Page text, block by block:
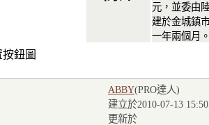
元，並委由
建於金城鎮
一年兩個月
ABBY(PRO達人)
建立於2010-07-13
更新於